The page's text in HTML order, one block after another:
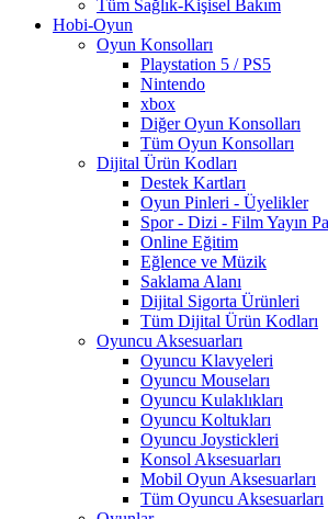
Tüm Sağlık-Kişisel Bakım
Hobi-Oyun
Oyun Konsolları
Playstation 5 / PS5
Nintendo
xbox
Diğer Oyun Konsolları
Tüm Oyun Konsolları
Dijital Ürün Kodları
Destek Kartları
Oyun Pinleri - Üyelikler
Spor - Dizi - Film Yayın
Online Eğitim
Eğlence ve Müzik
Saklama Alanı
Dijital Sigorta Ürünleri
Tüm Dijital Ürün Kodları
Oyuncu Aksesuarları
Oyuncu Klavyeleri
Oyuncu Mouseları
Oyuncu Kulaklıkları
Oyuncu Koltukları
Oyuncu Joystickleri
Konsol Aksesuarları
Mobil Oyun Aksesuarları
Tüm Oyuncu Aksesuarları